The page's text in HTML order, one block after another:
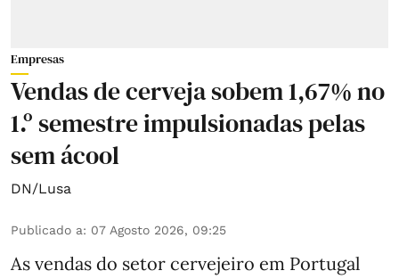
Empresas
Vendas de cerveja sobem 1,67% no
1.º semestre impulsionadas pelas
sem ácool
DN/Lusa
Publicado a: 07 Agosto 2026, 09:25
As vendas do setor cervejeiro em Portugal